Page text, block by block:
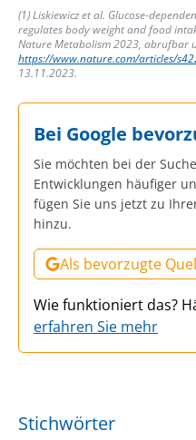
(1) Liskiewicz et al. Glucose-
regulates body weight and food
Nature Metabolism 2023, abrufbar
https://www.nature.com/articles/
13.11.2023.
Bei Google
Sie möchten bei der
Entwicklungen häufiger
fügen Sie uns jetzt zu
hinzu.
Als bevorzugte
Wie funktioniert das?
erfahren Sie mehr
Stichwörter